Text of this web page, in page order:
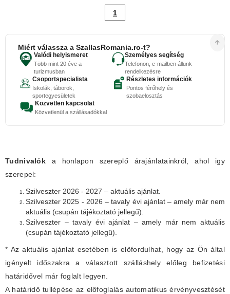
1
Miért válassza a SzallasRomania.ro-t?
Valódi helyismeret
Több mint 20 éve a
turizmusban
Személyes segítség
Telefonon, e-mailben állunk
rendelkezésre
Csoportspecialista
Iskolák, táborok,
sportegyesületek
Részletes információk
Pontos férőhely és
szobaelosztás
Közvetlen kapcsolat
Közvetlenül a szállásadókkal
Tudnivalók a honlapon szereplő árajánlatainkról, ahol igy
szerepel:
Szilveszter 2026 - 2027 – aktuális ajánlat.
Szilveszter 2025 - 2026 – tavaly évi ajánlat – amely már nem
aktuális (csupán tájékoztató jellegű).
Szilveszter – tavaly évi ajánlat – amely már nem aktuális
(csupán tájékoztató jellegű).
* Az aktuális ajánlat esetében is elöfordulhat, hogy az Ön által
igényelt időszakra a választott szálláshely előleg befizetési
határidővel már foglalt legyen.
A határidő tullépése az előfoglalás automatikus érvényvesztését